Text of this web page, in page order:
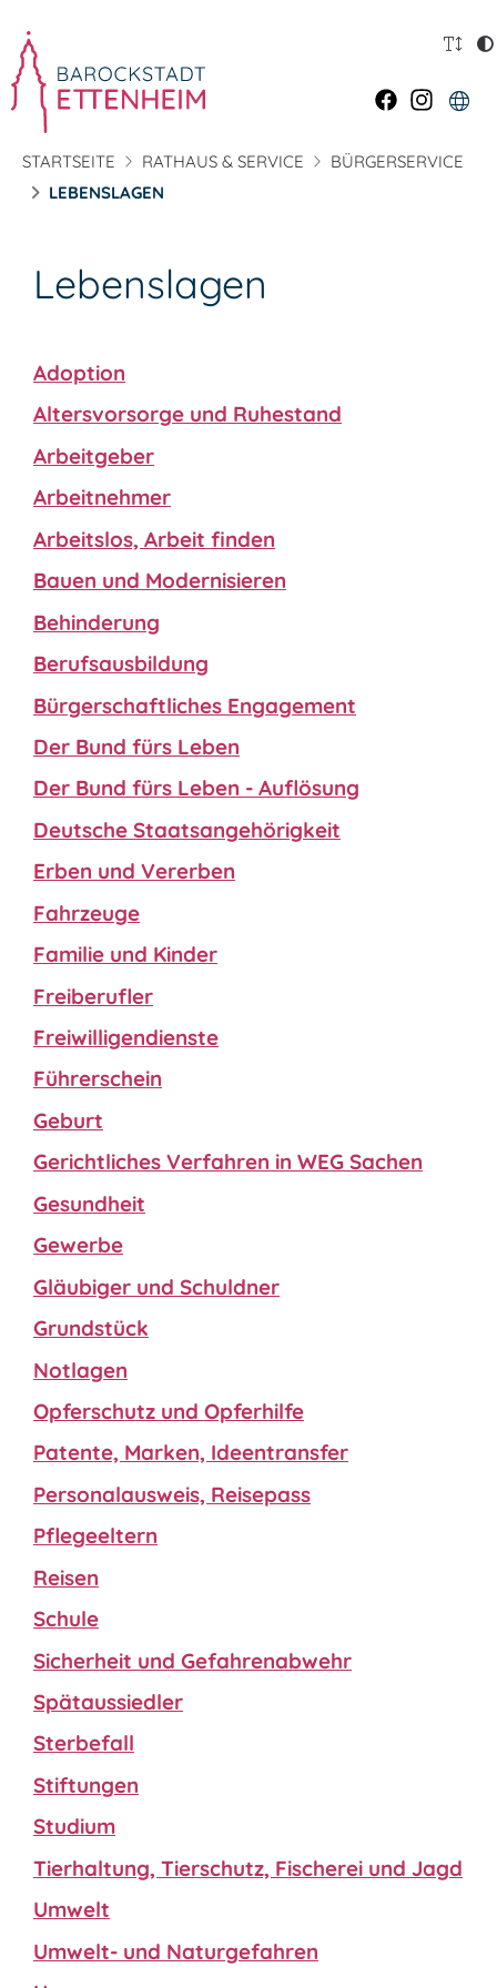
STARTSEITE RATHAUS & SERVICE
BÜRGERSERVICE
LEBENSLAGEN
Lebenslagen
Adoption
Altersvorsorge und Ruhestand
Arbeitgeber
Arbeitnehmer
Arbeitslos, Arbeit finden
Bauen und Modernisieren
Behinderung
Berufsausbildung
Bürgerschaftliches Engagement
Der Bund fürs Leben
Der Bund fürs Leben - Auflösung
Deutsche Staatsangehörigkeit
Erben und Vererben
Fahrzeuge
Familie und Kinder
Freiberufler
Freiwilligendienste
Führerschein
Geburt
Gerichtliches Verfahren in WEG Sachen
Gesundheit
Gewerbe
Gläubiger und Schuldner
Grundstück
Notlagen
Opferschutz und Opferhilfe
Patente, Marken, Ideentransfer
Personalausweis, Reisepass
Pflegeeltern
Reisen
Schule
Sicherheit und Gefahrenabwehr
Spätaussiedler
Sterbefall
Stiftungen
Studium
Tierhaltung, Tierschutz, Fischerei und Jagd
Umwelt
Umwelt- und Naturgefahren